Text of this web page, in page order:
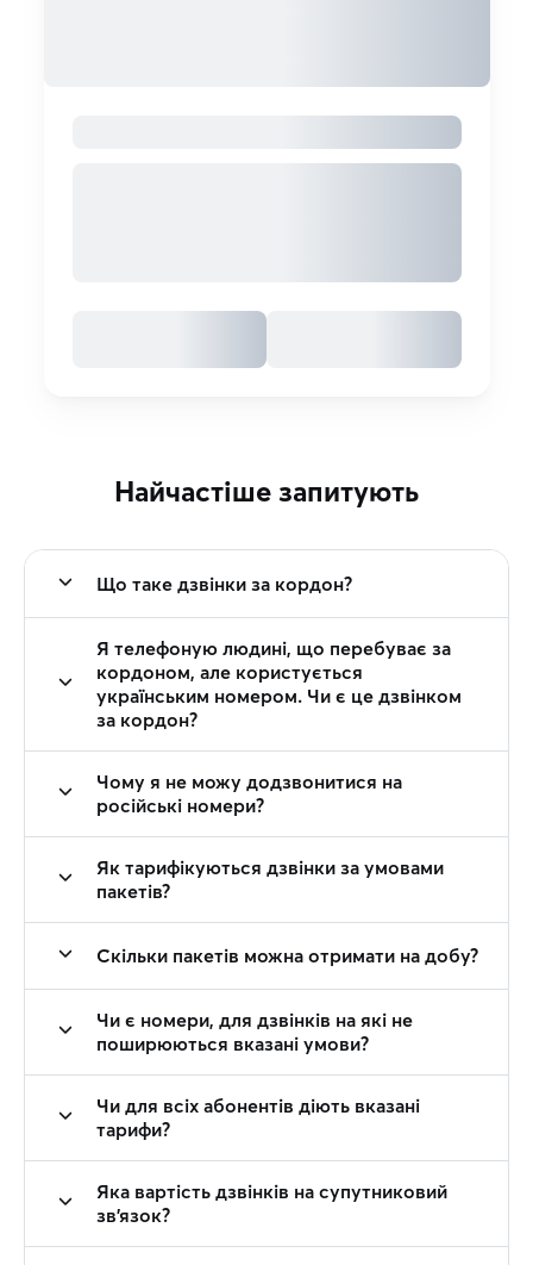
Найчастіше запитують
Що таке дзвінки за кордон?
Я телефоную людині, що перебуває за
кордоном, але користується
українським номером. Чи є це дзвінком
за кордон?
Чому я не можу додзвонитися на
російські номери?
Як тарифікуються дзвінки за умовами
пакетів?
Скільки пакетів можна отримати на добу?
Чи є номери, для дзвінків на які не
поширюються вказані умови?
Чи для всіх абонентів діють вказані
тарифи?
Яка вартість дзвінків на супутниковий
зв’язок?